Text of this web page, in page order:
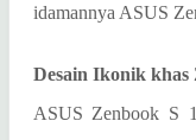
idamannya ASUS
Desain Ikonik khas
ASUS Zenbook S